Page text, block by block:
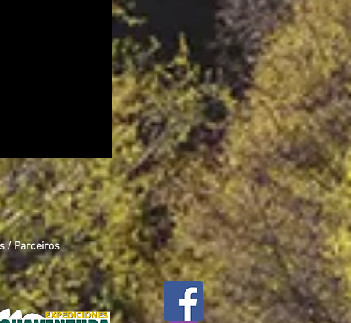
/ Parceiros